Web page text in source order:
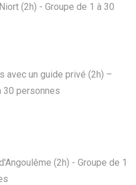
(2h) - Groupe de 1 à 30
avec un guide privé (2h) –
30 personnes
(2h) - Groupe de 1